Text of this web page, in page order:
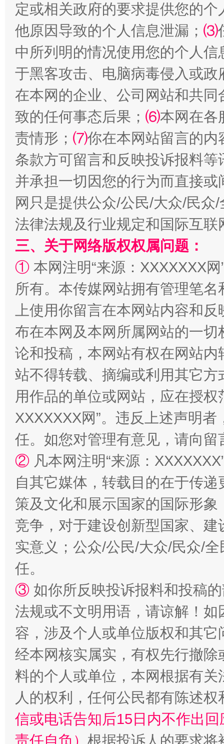
国家大学科技园优化重塑工作
扯下公款旅游的“隐身衣” 如何以
“蜀中异人”王建安的艺术幻境
定或相关政府的要求提供您的个
他原因导致的个人信息泄漏； ⑶
中所列明的情况使用您的个人
于黑客攻击、电脑病毒侵入或
在本网的企业、公司网站和共
致的任何事态后果； ⑹本网在各
责情形； ⑺你在本网站留言的内
条款方可留言和反映投诉报料
并承担一切因您的行为而直接
网只是提供公众/公民/大众/民
法律法规及行业规定和国际互
三、关于网络版权权属问题：
① 本网注明“来源：XXXXXXX
所有。本传媒网站拥有管理笔
上使用你留言在本网站内容和
布在本网及本网所属网站的一
论和投稿，本网站有权在网站
站不得转载、摘编或利用其它
用作品的单位或网站，应在授
XXXXXXX网”。违反上述声明
任。如您对管理有意见，请向
② 凡本网注明“来源：
自其它媒体，转载目的在于传
策及文化和展示国家的国际形
竞争，对于建设创新型国家、
实意义；公众/公民/大众/民众/
任。
③ 如你所反映投诉报料和投稿
法规或不文明用语，请谅解！
容，涉及个人或单位版权和其它
经本网核实属实，有权先行撤
料的个人或单位，本网根据有
人的权利，任何公民都有陈述
信或电话告知后15日内不作出
责任自负） 根据投诉人的要求将